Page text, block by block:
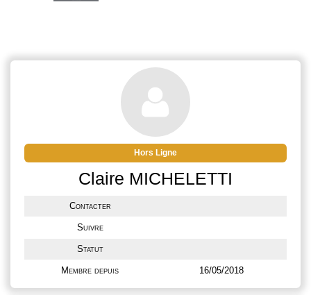
Google Play Store !
Hors Ligne
Claire MICHELETTI
Contacter
Suivre
Statut
Membre depuis 16/05/2018